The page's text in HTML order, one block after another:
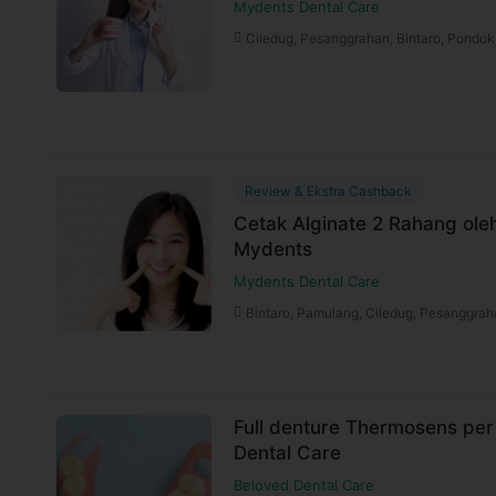
Syarat dan Kebijakan Paket
E-voucher booking klinik berlaku selama
untuk pembelian setelah waktu perubahan
Harga paket sudah termasuk biaya
Mydents Dental Care
Ciledug, Pesanggrahan, Bintaro,
Review & Ekstra Cashback
Cetak Alginate 2 Rahang
Mydents
Mydents Dental Care
Bintaro, Pamulang, Ciledug,
Full denture Thermosens
Dental Care
Beloved Dental Care